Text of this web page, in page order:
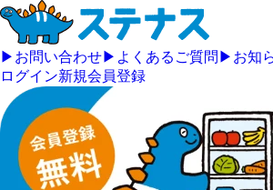
▶ お問い合わせ▶ よくあるご質問 ▶ お知
ログイン新規会員登録